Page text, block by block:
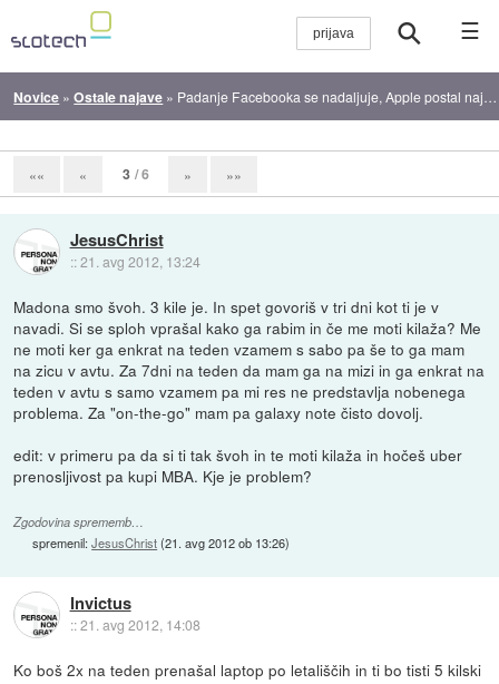
☰
Novice »Ostale najave » Padanje Facebooka se nadaljuje, Apple postal najdražje podjetje vseh časov
«« « 3 / 6 » »»
JesusChrist
::21. avg 2012, 13:24
Madona smo švoh. 3 kile je. In spet govoriš v tri dni kot ti je v
navadi. Si se sploh vprašal kako ga rabim in če me moti kilaža? Me
ne moti ker ga enkrat na teden vzamem s sabo pa še to ga mam
na zicu v avtu. Za 7dni na teden da mam ga na mizi in ga enkrat na
teden v avtu s samo vzamem pa mi res ne predstavlja nobenega
problema. Za "on-the-go" mam pa galaxy note čisto dovolj.
edit: v primeru pa da si ti tak švoh in te moti kilaža in hočeš uber
prenosljivost pa kupi MBA. Kje je problem?
Zgodovina sprememb…
spremenil:JesusChrist(21. avg 2012 ob 13:26)
Invictus
::21. avg 2012, 14:08
Ko boš 2x na teden prenašal laptop po letališčih in ti bo tisti 5 kilski